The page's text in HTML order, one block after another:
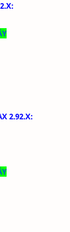
:
2.92.X: